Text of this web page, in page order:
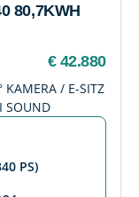
80,7KWH
€ 42.880
KAMERA / E-SITZ
SOUND
PS)